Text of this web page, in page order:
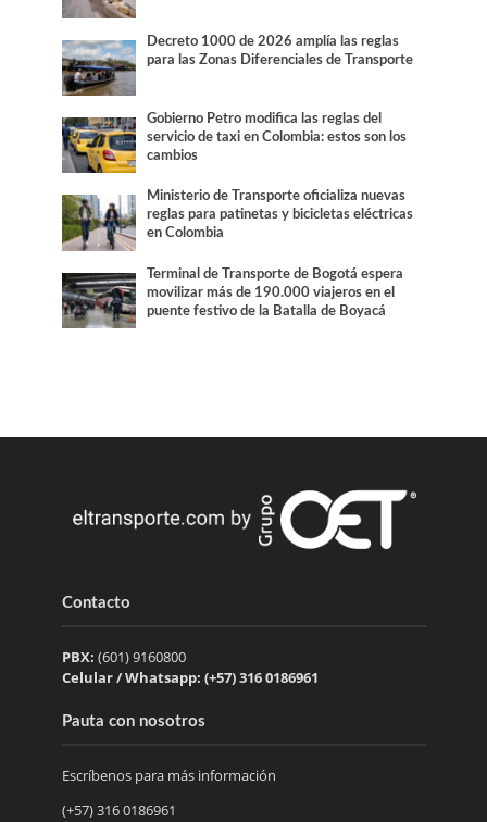
Decreto 1000 de 2026 amplía las reglas
para las Zonas Diferenciales de Transporte
Gobierno Petro modifica las reglas del
servicio de taxi en Colombia: estos son los
cambios
Ministerio de Transporte oficializa nuevas
reglas para patinetas y bicicletas eléctricas
en Colombia
Terminal de Transporte de Bogotá espera
movilizar más de 190.000 viajeros en el
puente festivo de la Batalla de Boyacá
Contacto
PBX: (601) 9160800
Celular / Whatsapp: (+57) 316 0186961
Pauta con nosotros
Escríbenos para más información
(+57) 316 0186961